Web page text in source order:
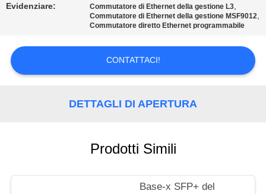
NOTIZIE
MAPPA
DEL
Evidenziare: Commutatore di Ethernet della gestione L3,
Commutatore di Ethernet della gestione MSF9012,
Commutatore diretto Ethernet programmabile
CONTATTACI!
DETTAGLI DI APERTURA
Prodotti Simili
Base-x SFP+ del